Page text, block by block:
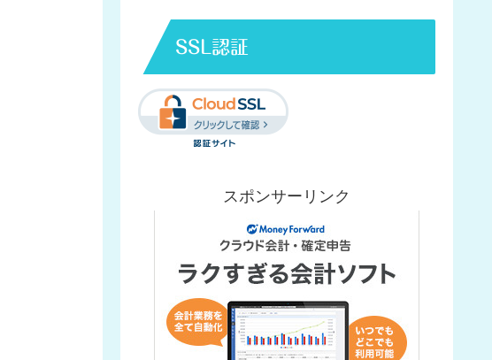
SSL認証
スポンサーリンク